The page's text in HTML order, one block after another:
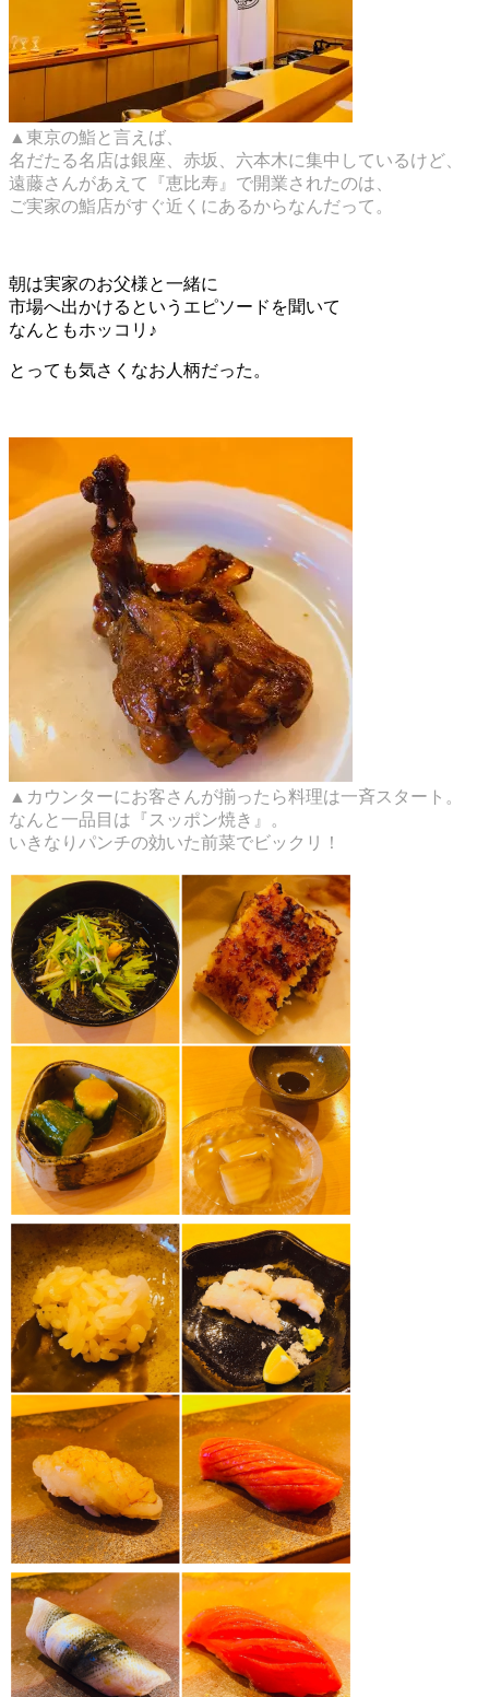
▲東京の鮨と言えば、
名だたる名店は銀座、赤坂、六本木に集中しているけど、
遠藤さんがあえて『恵比寿』で開業されたのは、
ご実家の鮨店がすぐ近くにあるからなんだって。
朝は実家のお父様と一緒に
市場へ出かけるというエピソードを聞いて
なんともホッコリ♪
とっても気さくなお人柄だった。
▲カウンターにお客さんが揃ったら料理は一斉スタート。
なんと一品目は『スッポン焼き』。
いきなりパンチの効いた前菜でビックリ！